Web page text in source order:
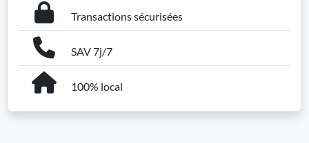
Transactions sécurisées
SAV 7j/7
100% local